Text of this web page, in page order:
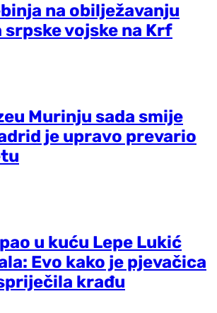
na obilježavanju
vojske na Krf
Murinju sada smije
je upravo prevario
u kuću Lepe Lukić
Evo kako je pjevačica
krađu